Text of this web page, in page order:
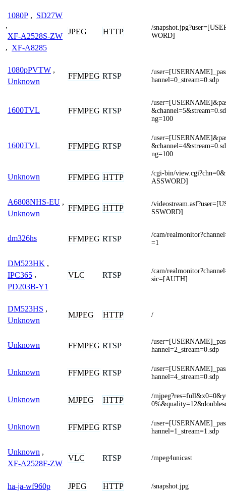
1080P , SD27W
,
XF-A2528S-ZW
, XF-A8285
JPEG HTTP
/
WORD]
1080pPVTW ,
Unknown
FFMPEG RTSP
/
hannel=0_stream=0.sdp
1600TVL FFMPEG RTSP
/
ng=100
1600TVL FFMPEG RTSP
/
ng=100
Unknown FFMPEG HTTP
/cgi-bin/
ASSWORD]
A6808NHS-EU ,
Unknown
FFMPEG HTTP
/
SSWORD]
dm326hs FFMPEG RTSP
/cam/
=1
DM523HK ,
IPC365 ,
PD203B-Y1
VLC RTSP
/cam/
sic=[AUTH]
DM523HS ,
Unknown
MJPEG HTTP /
Unknown FFMPEG RTSP
/
hannel=2_stream=0.sdp
Unknown FFMPEG RTSP
/
hannel=4_stream=0.sdp
Unknown MJPEG HTTP
/
Unknown FFMPEG RTSP
/
hannel=1_stream=1.sdp
Unknown ,
XF-A2528F-ZW
VLC RTSP /mpeg4unicast
ha-ja-wf960p JPEG HTTP /snapshot.jpg